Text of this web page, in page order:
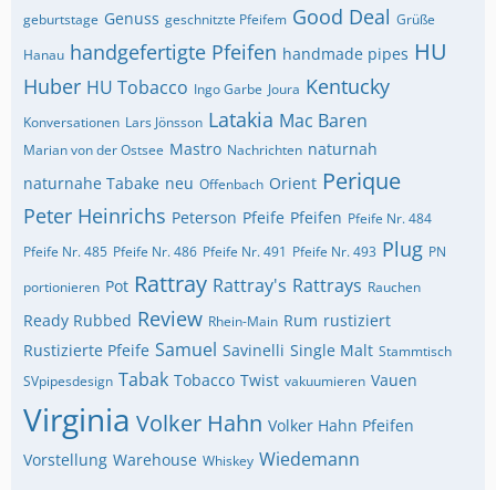
geburtstage Genuss geschnitzte Pfeifem Good Deal Grüße
Hanau handgefertigte Pfeifen handmade pipes HU
Huber HU Tobacco Ingo Garbe Joura Kentucky
Konversationen Lars Jönsson Latakia Mac Baren
Marian von der Ostsee Mastro Nachrichten naturnah
naturnahe Tabake neu Offenbach Orient Perique
Peter Heinrichs Peterson Pfeife Pfeifen Pfeife Nr. 484
Pfeife Nr. 485 Pfeife Nr. 486 Pfeife Nr. 491 Pfeife Nr. 493 Plug PN
portionieren Pot Rattray Rattray's Rattrays Rauchen
Ready Rubbed Review Rhein-Main Rum rustiziert
Rustizierte Pfeife Samuel Savinelli Single Malt Stammtisch
SVpipesdesign Tabak Tobacco Twist vakuumieren Vauen
Virginia Volker Hahn Volker Hahn Pfeifen
Vorstellung Warehouse Whiskey Wiedemann